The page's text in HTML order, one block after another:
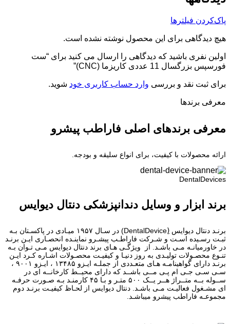
پاک‌کردن فیلترها
هیچ دیدگاهی برای این محصول نوشته نشده است.
اولین نفری باشید که دیدگاهی را ارسال می کنید برای “ست
فورسپس بزرگسال 11 عددی کاریزما (CNC)”
برای ثبت نقد و بررسی وارد حساب کاربری خود شوید.
معرفی برند‌ها
معرفی برندهای اصلی فاراطب پیشرو
ارائه محصولات با کیفیت، برای انواع سلیقه و بودجه.
DentalDevices
برند ابزار و وسایل دندانپزشکی دنتال دیوایس
برنـد دنتال دیوایس (ِDentalDevice) در سـال ۱۹۵۷ میـادی در پاکسـتان بـه
ثبـت رسـیده اسـت و شـرکت فاراطـب پیشـرو نماینـده انحصـاری ایـن برنـد
در خاورمیانـه مـی باشـد. از ویژگـی هـای برند دنتال دیوایس مـی تـوان بـه
تنـوع محصـولات تولیـدی به روز دنیـا و کیفیـت محصـولات اشـاره کـرد ایـن
برنـد دارای گواهینامـه هـای متعـددی از جملـه ایـزو ۱۳۴۸۵ ، ایـزو ۹۰۰۱ ،
سـی سـی جـی ام پـی مــی باشــد که دارای محیــط کارخانــه ای در
ســوله بــه متــراژ هــر یــک ۵۰۰ متـر و بـا ۴۵ کارمنـد بـه صـورت حرفـه
ای مشـغول فعالیـت مـی باشـد. دنتال دیوایس از لحـاظ کیفیـت برنـد دوم
مجموعـه فاراطب پیشرو میباشـد.